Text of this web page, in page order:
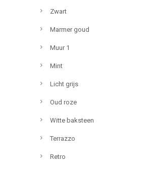
Zwart
Marmer goud
Muur 1
Mint
Licht grijs
Oud roze
Witte baksteen
Terrazzo
Retro